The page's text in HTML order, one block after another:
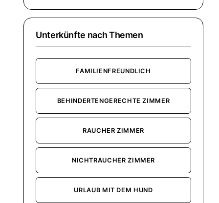
Unterkünfte nach Themen
FAMILIENFREUNDLICH
BEHINDERTENGERECHTE ZIMMER
RAUCHER ZIMMER
NICHTRAUCHER ZIMMER
URLAUB MIT DEM HUND